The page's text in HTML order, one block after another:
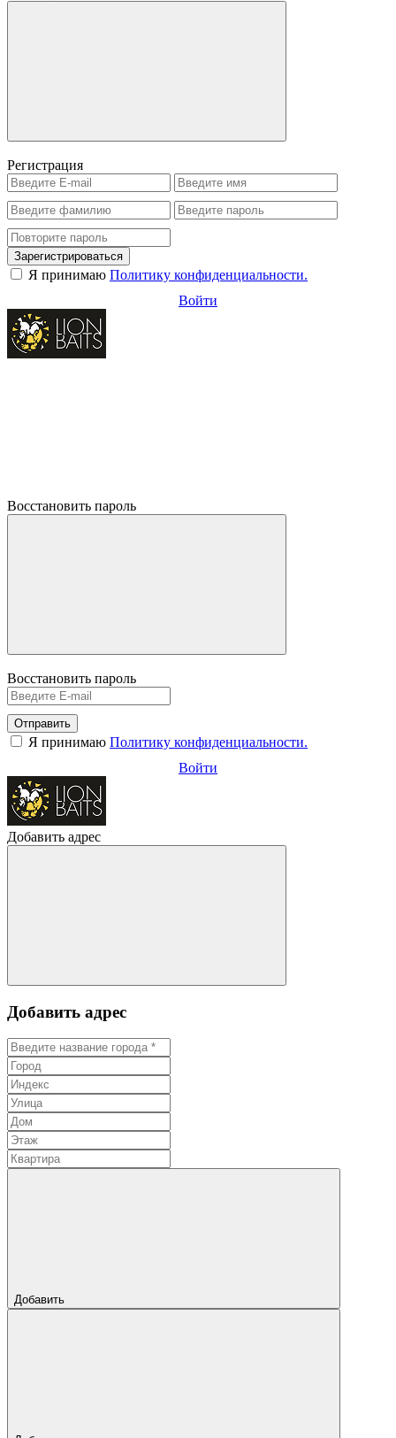
Регистрация
Зарегистрироваться
Я принимаю Политику конфиденциальности.
Войти
Восстановить пароль
Восстановить пароль
Отправить
Я принимаю Политику конфиденциальности.
Войти
Добавить адрес
Добавить адрес
Добавить